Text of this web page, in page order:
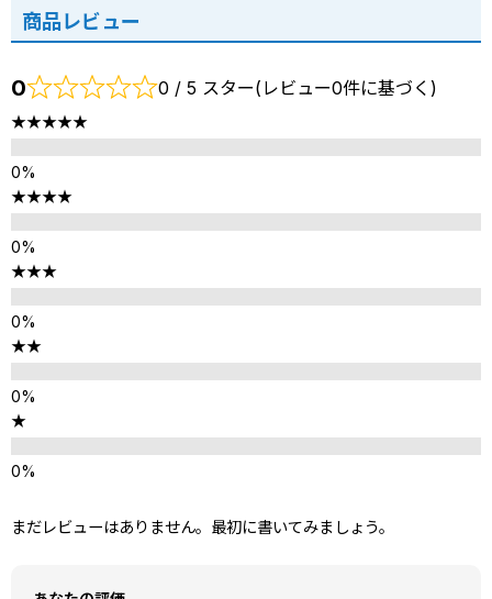
商品レビュー
0 0 / 5 スター(レビュー0件に基づく)
★★★★★
★★★★
★★★
★★
★
まだレビューはありません。最初に書いてみましょう。